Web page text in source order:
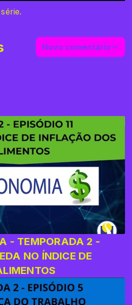
- TEMPORADA 2 -
NO ÍNDICE DE
Novo comentário